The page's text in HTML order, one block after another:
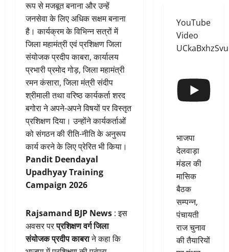
रूप से मजबूत बनाना और उन्हें
जनसेवा के लिए अधिक सक्षम बनाना
है। कार्यक्रम के विभिन्न सत्रों में
जिला महामंत्री एवं प्रशिक्षण जिला
संयोजक प्रदीप काबरा, कार्यालय
प्रभारी प्रमोद गोड़, जिला महामंत्री
रमन कंसारा, जिला मंत्री संदीप
श्रीमाली तथा वरिष्ठ कार्यकर्ता शरद
बगोरा ने अपने-अपने विषयों पर विस्तृत
प्रशिक्षण दिया। उन्होंने कार्यकर्ताओं
को संगठन की रीति-नीति के अनुरूप
कार्य करने के लिए प्रेरित भी किया।
Pandit Deendayal
Upadhyay Training
Campaign 2026
Rajsamand BJP News : इस
अवसर परप्रशिक्षण वर्ग जिला
संयोजक प्रदीप काबराने कहा कि
YouTube
Video
भाजपा
देलवाड़ा
मंडल की
मासिक
बैठक
सम्पन्न,
पंचायती
राज चुनाव
की तैयारियों